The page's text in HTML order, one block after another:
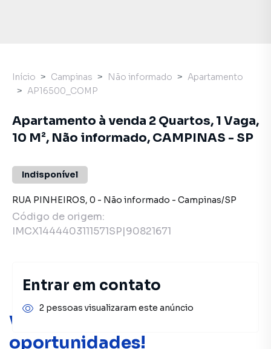
Você pode encontrar novas
oportunidades!
Início Campinas Não informado
Apartamento
AP16500_COMP
Apartamento à venda 2 Quartos, 1 Vaga,
10 M², Não informado, CAMPINAS - SP
Indisponível
RUA PINHEIROS, 0 - Não informado - Campinas/SP
Código de origem:
IMCX1444403111571SP|90821671
Entrar em contato
2 pessoas visualizaram este anúncio